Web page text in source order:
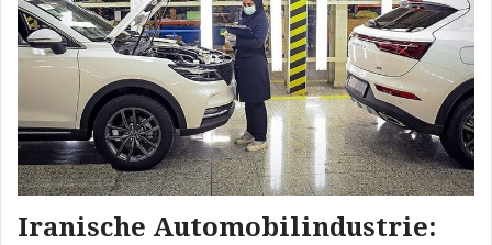
Iranische Automobilindustrie: